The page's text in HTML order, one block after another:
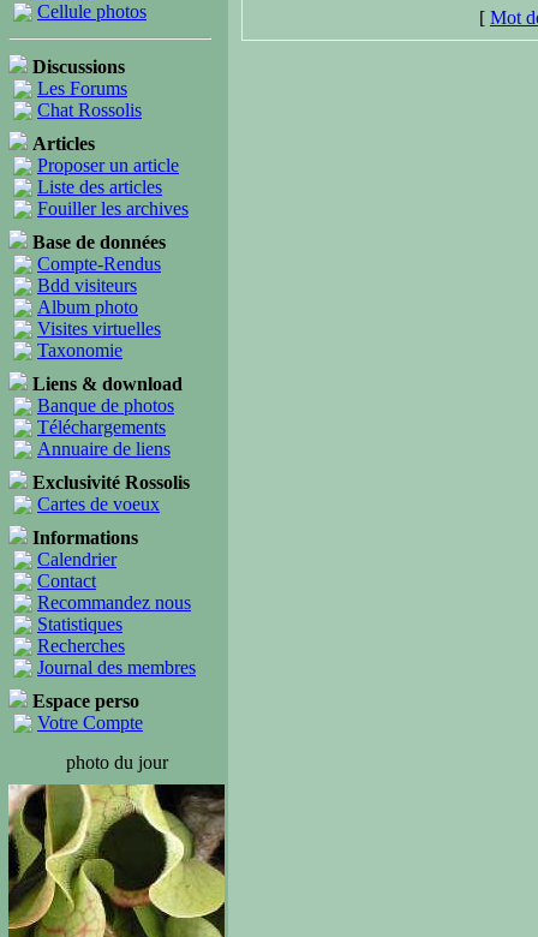
Cellule photos
Discussions
Les Forums
Chat Rossolis
Articles
Proposer un article
Liste des articles
Fouiller les archives
Base de données
Compte-Rendus
Bdd visiteurs
Album photo
Visites virtuelles
Taxonomie
Liens & download
Banque de photos
Téléchargements
Annuaire de liens
Exclusivité Rossolis
Cartes de voeux
Informations
Calendrier
Contact
Recommandez nous
Statistiques
Recherches
Journal des membres
Espace perso
Votre Compte
photo du jour
[ Mot